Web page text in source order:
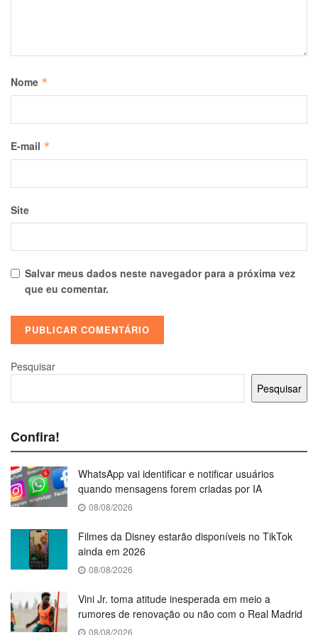
Nome *
E-mail *
Site
Salvar meus dados neste navegador para a próxima vez
que eu comentar.
Pesquisar
Pesquisar
Confira!
WhatsApp vai identificar e notificar usuários
quando mensagens forem criadas por IA
08/08/2026
Filmes da Disney estarão disponíveis no TikTok
ainda em 2026
08/08/2026
Vini Jr. toma atitude inesperada em meio a
rumores de renovação ou não com o Real Madrid
08/08/2026